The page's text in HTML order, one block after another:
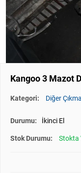
Kangoo 3 Mazot
Kategori: Diğer
Durumu: İkinci El
Stok Durumu: Stokta